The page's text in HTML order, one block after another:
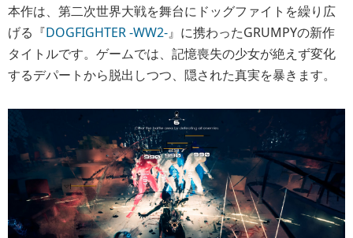
本作は、第二次世界大戦を舞台にドッグファイトを繰り広
げる『DOGFIGHTER -WW2-』に携わったGRUMPYの新作
タイトルです。ゲームでは、記憶喪失の少女が絶えず変化
するデパートから脱出しつつ、隠された真実を暴きます。